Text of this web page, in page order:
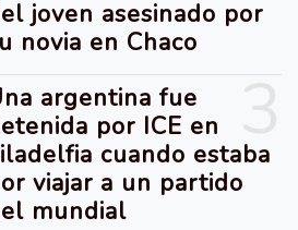
joven asesinado por
novia en Chaco
argentina fue
por ICE en
cuando estaba
viajar a un partido
mundial